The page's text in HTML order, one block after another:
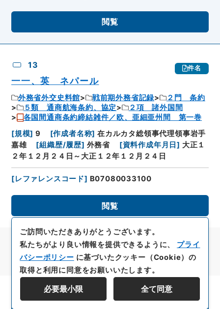
閲覧
13 件名
一一、英 ネパール
外務省外交史料館 戦前期外務省記録
２門 条約
５類 通商航海条約、協定
２項 諸外国間
各国間通商条約締結雑件／欧、亜細亜州間 第一巻
[規模] 9 [作成者名称] 在カルカタ総領事代理領事岩手
嘉雄
[組織歴/履歴] 外務省 [資料作成年月日] 大正１
２年１２月２４日～大正１２年１２月２４日
[レファレンスコード] B07080033100
閲覧
資料群階層を表示する
ご訪問いただきありがとうございます。
私たちがより良い情報を提供できるように、 プライ
バシーポリシー に基づいたクッキー（Cookie）の
取得と利用に同意をお願いいたします。
必要最小限 全て同意